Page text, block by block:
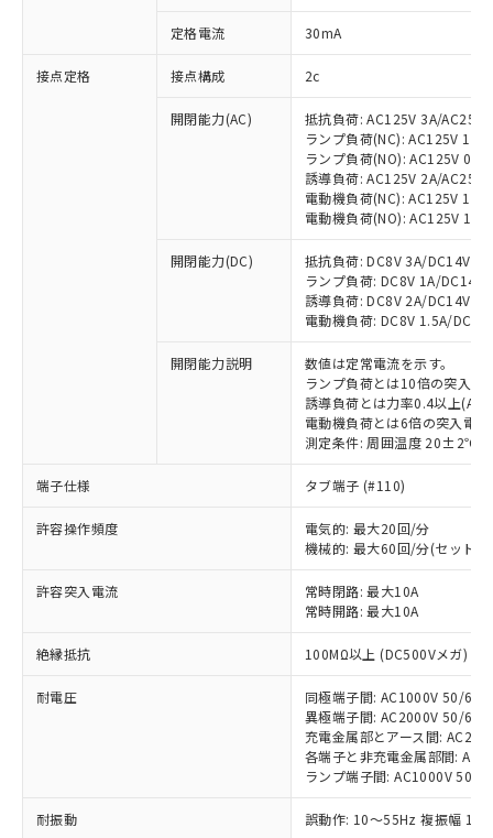
定格電流 30mA
接点定格 接点構成 2c
開閉能力(AC)
抵抗負荷: AC125V 3A/
ランプ負荷(NC): AC125V 1A/
ランプ負荷(NO): AC125V
誘導負荷: AC125V 2A/
電動機負荷(NC): AC125V
電動機負荷(NO): AC125V 1A/
開閉能力(DC)
抵抗負荷: DC8V 3A/DC14V
ランプ負荷: DC8V 1A/
誘導負荷: DC8V 2A/DC14V
電動機負荷: DC8V 1.5A/
開閉能力説明
数値は定常電流を示す。
ランプ負荷とは10倍の突入電
誘導負荷とは力率0.4以上
電動機負荷とは6倍の突入電
測定条件: 周囲温度 20±2℃
端子仕様 タブ端子 (#110)
許容操作頻度
電気的: 最大20回/分
機械的: 最大60回/分(セット
許容突入電流
常時閉路: 最大10A
常時開路: 最大10A
絶縁抵抗 100MΩ以上 (DC500Vメガ)
耐電圧
同極端子間: AC1000V 50/
異極端子間: AC2000V 50/
充電金属部とアース間:
各端子と非充電金属部間:
ランプ端子間: AC1000V 50/
耐振動 誤動作: 10～55Hz 複振幅
以下の条件をお読みいただき、同意のうえ
本サービスは、当社制御機器事業取扱
商品の当社在庫状況および標準価格
(税抜)を提供させていただくもので
※1 対応状況
対応済み：EU RoHS指令（10物質）の
非含有に対応した製品が提供可能な商品で
対応予定：EU RoHS指令（10物質）の非含
有に対応した製品に切り替える予定のある
対応予定なし：EU RoHS指令（10物質）の
非含有に非対応の商品で、対応品を出す予
調査・確認中：EU RoHS指令（10物質）の
非含有の対応状況を調査中または確認中の
非該当品：ライセンス料など無形物で、有
害物質有無と関係のない商品です。
「○」：最大均質材料含有率が中国RoHSの
基準値以下であることを示します。